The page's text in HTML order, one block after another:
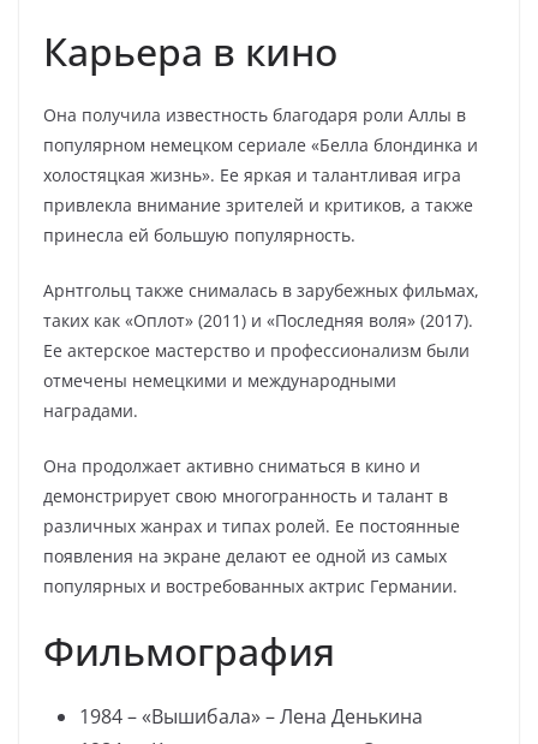
Карьера в кино
Она получила известность благодаря роли Аллы в
популярном немецком сериале «Белла блондинка и
холостяцкая жизнь». Ее яркая и талантливая игра
привлекла внимание зрителей и критиков, а также
принесла ей большую популярность.
Арнтгольц также снималась в зарубежных фильмах,
таких как «Оплот» (2011) и «Последняя воля» (2017).
Ее актерское мастерство и профессионализм были
отмечены немецкими и международными
наградами.
Она продолжает активно сниматься в кино и
демонстрирует свою многогранность и талант в
различных жанрах и типах ролей. Ее постоянные
появления на экране делают ее одной из самых
популярных и востребованных актрис Германии.
Фильмография
1984 – «Вышибала» – Лена Денькина